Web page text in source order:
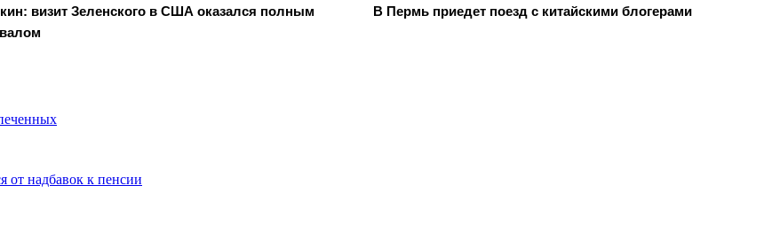
визит Зеленского в США оказался полным
В Пермь приедет поезд с китайскими блогерами
от надбавок к пенсии